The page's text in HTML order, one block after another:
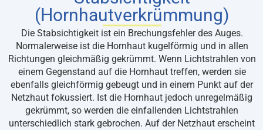
(Hornhautverkrümmung)
Die Stabsichtigkeit ist ein Brechungsfehler des Auges.
Normalerweise ist die Hornhaut kugelförmig und in allen
Richtungen gleichmäßig gekrümmt. Wenn Lichtstrahlen von
einem Gegenstand auf die Hornhaut treffen, werden sie
ebenfalls gleichförmig gebeugt und in einem Punkt auf der
Netzhaut fokussiert. Ist die Hornhaut jedoch unregelmäßig
gekrümmt, so werden die einfallenden Lichtstrahlen
unterschiedlich stark gebrochen. Auf der Netzhaut erscheint